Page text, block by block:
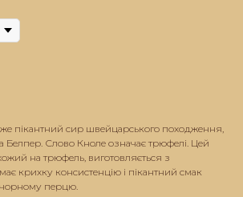
пікантний сир швейцарського походження,
Белпер. Слово Кноле означає трюфелі. Цей
на трюфель, виготовляється з
крихку консистенцію і пікантний смак
перцю.